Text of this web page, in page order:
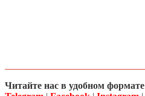
Читайте нас в удобном формате